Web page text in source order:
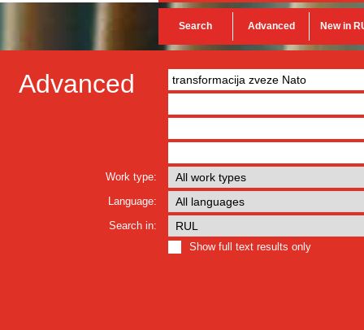
Search Advanced New in
Advanced
Work type:
Language:
Search in:
Show full text results only